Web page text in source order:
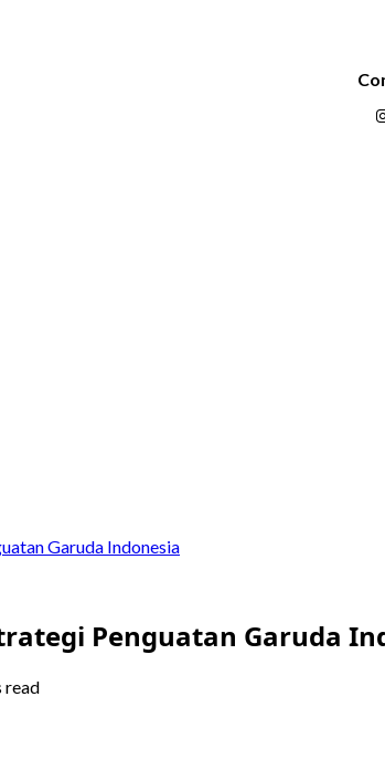
Garuda Indonesia
Penguatan Garuda
read